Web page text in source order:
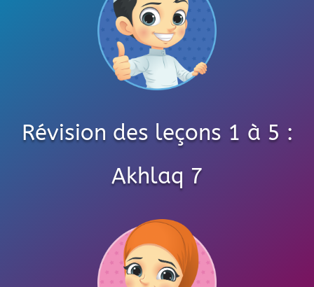
Révision des leçons 1 à 5 :
Akhlaq 7